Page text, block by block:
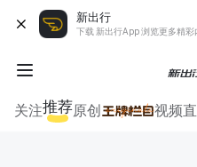
新出行
下载 新出行App 浏览更多精彩
关注推荐原创 视频